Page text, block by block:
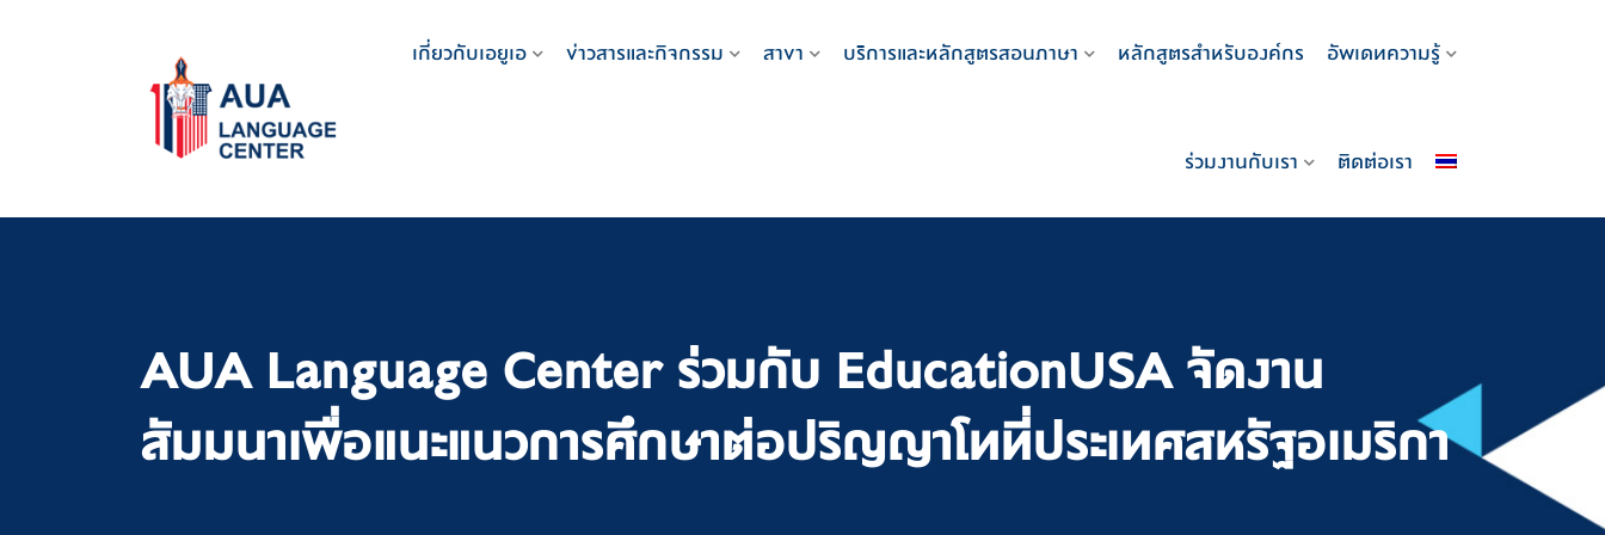
เกี่ยวกับเอยูเอ ข่าวสารและกิจกรรม สาขา บริการและหลักสูตรสอนภาษา หลักสูตรสำหรับองค์กร อัพเดทความรู้
ร่วมงานกับเรา ติดต่อเรา
AUA Language Center ร่วมกับ EducationUSA จัดงาน
สัมมนาเพื่อแนะแนวการศึกษาต่อปริญญาโทที่ประเทศสหรัฐอเมริกา